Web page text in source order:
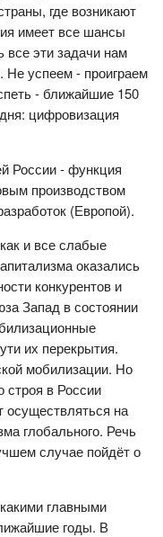
где возникают
имеет все шансы
все эти задачи нам
Не успеем - проиграем
- ближайшие 150
цифровизация
России - функция
производством
(Европой).
и все слабые
оказались
конкурентов и
Запад в состоянии
их перекрытия.
мобилизации. Но
строя в России
осуществляться на
глобального. Речь
случае пойдёт о
главными
годы. В